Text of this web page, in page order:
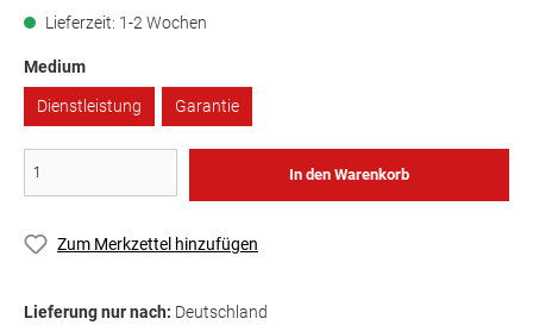
Lieferzeit: 1-2 Wochen
Medium
Dienstleistung
Garantie
In den Warenkorb
Zum Merkzettel hinzufügen
Lieferung nur nach: Deutschland